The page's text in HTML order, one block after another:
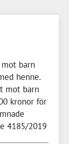
barn
henne.
mot barn
kronor för
4185/2019